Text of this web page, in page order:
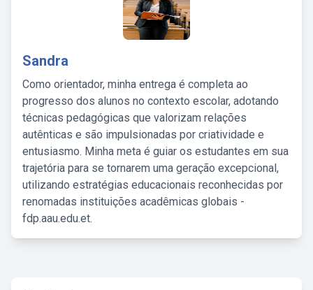
Sandra
Como orientador, minha entrega é completa ao
progresso dos alunos no contexto escolar, adotando
técnicas pedagógicas que valorizam relações
autênticas e são impulsionadas por criatividade e
entusiasmo. Minha meta é guiar os estudantes em sua
trajetória para se tornarem uma geração excepcional,
utilizando estratégias educacionais reconhecidas por
renomadas instituições acadêmicas globais -
fdp.aau.edu.et.